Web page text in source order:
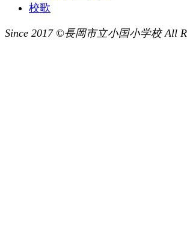
校歌
Since 2017 ©長岡市立小国小学校 All